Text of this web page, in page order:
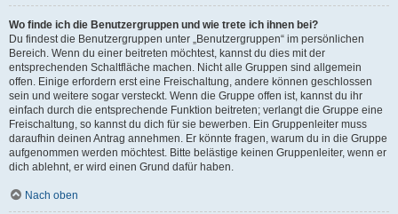
Wo finde ich die Benutzergruppen und wie trete ich ihnen bei?
Du findest die Benutzergruppen unter „Benutzergruppen“ im persönlichen
Bereich. Wenn du einer beitreten möchtest, kannst du dies mit der
entsprechenden Schaltfläche machen. Nicht alle Gruppen sind allgemein
offen. Einige erfordern erst eine Freischaltung, andere können geschlossen
sein und weitere sogar versteckt. Wenn die Gruppe offen ist, kannst du ihr
einfach durch die entsprechende Funktion beitreten; verlangt die Gruppe eine
Freischaltung, so kannst du dich für sie bewerben. Ein Gruppenleiter muss
daraufhin deinen Antrag annehmen. Er könnte fragen, warum du in die Gruppe
aufgenommen werden möchtest. Bitte belästige keinen Gruppenleiter, wenn er
dich ablehnt, er wird einen Grund dafür haben.
Nach oben